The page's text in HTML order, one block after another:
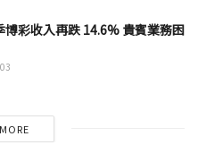
博彩收入再跌 14.6% 貴賓業務困